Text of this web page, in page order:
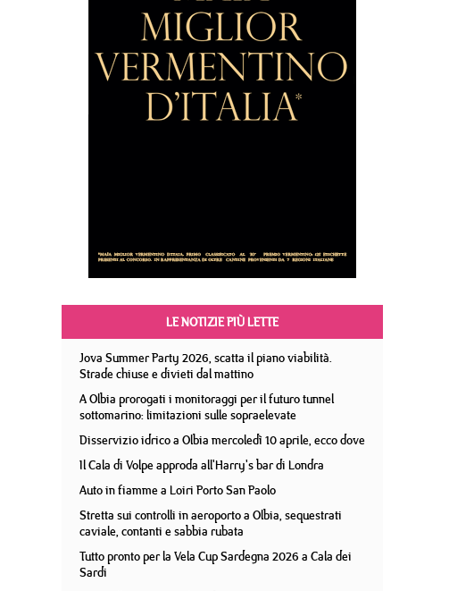
LE NOTIZIE PIÙ LETTE
Jova Summer Party 2026, scatta il piano viabilità.
Strade chiuse e divieti dal mattino
A Olbia prorogati i monitoraggi per il futuro tunnel
sottomarino: limitazioni sulle sopraelevate
Disservizio idrico a Olbia mercoledì 10 aprile, ecco dove
Il Cala di Volpe approda all'Harry's bar di Londra
Auto in fiamme a Loiri Porto San Paolo
Stretta sui controlli in aeroporto a Olbia, sequestrati
caviale, contanti e sabbia rubata
Tutto pronto per la Vela Cup Sardegna 2026 a Cala dei
Sardi